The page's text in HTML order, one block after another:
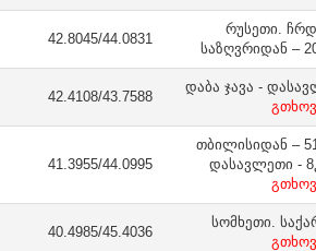
42.8045/44.0831
რუსეთი.
საზღვრიდან –
42.4108/43.7588
დაბა ჯავა -
41.3955/44.0995
თბილისიდან –
დასავლეთი -
40.4985/45.4036
სომხეთი.